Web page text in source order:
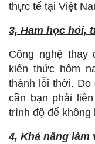
thực tế tại Việt
3, Ham học hỏi,
Công nghệ thay
kiến thức hôm
thành lỗi thời. Do
cần bạn phải
trình độ để
4, Khả năng làm